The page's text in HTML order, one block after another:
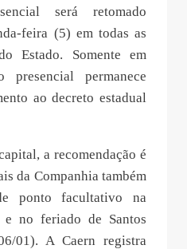
será retomado
feira (5) em todas as
Estado. Somente em
presencial permanece
ao decreto estadual
a recomendação é
da Companhia também
ponto facultativo na
e no feriado de Santos
01). A Caern registra